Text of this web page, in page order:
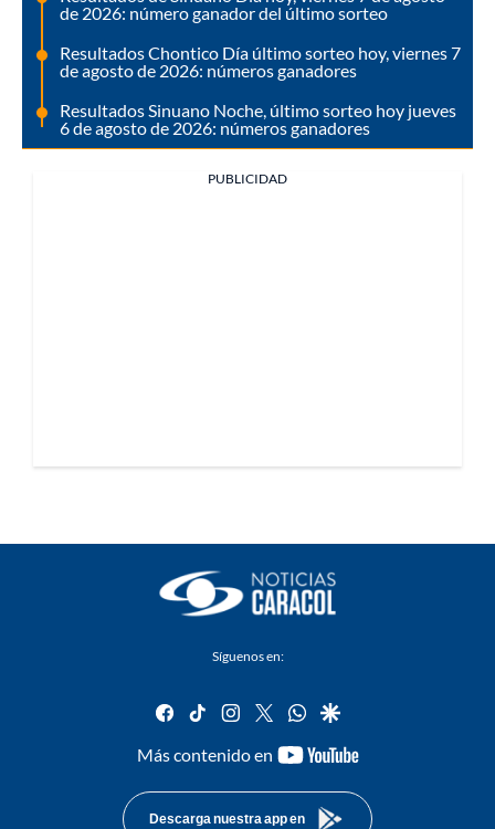
de 2026: número ganador del último sorteo
Resultados Chontico Día último sorteo hoy, viernes 7
de agosto de 2026: números ganadores
Resultados Sinuano Noche, último sorteo hoy jueves
6 de agosto de 2026: números ganadores
PUBLICIDAD
Síguenos en:
facebook
tiktok instagram
twitterwhatsapp
google
Más contenido en
youtube-
Descarga nuestra app en